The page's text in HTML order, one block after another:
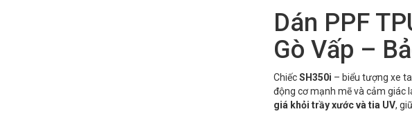
Dán PPF
Gò Vấp –
ChiếcSH350i – biểu tượng xe
động cơ mạnh mẽ và cảm giác
giá khỏi trầy xước và tia UV,